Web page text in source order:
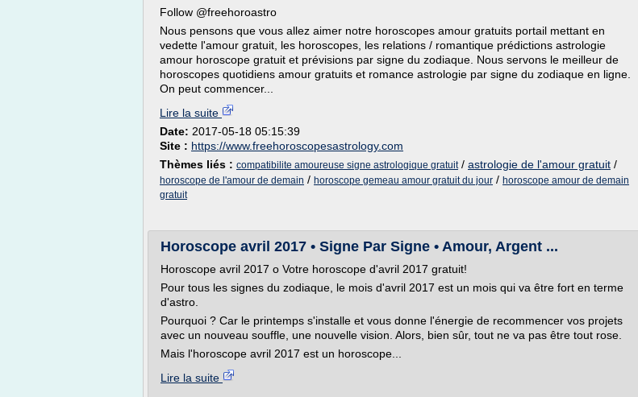
Follow @freehoroastro
Nous pensons que vous allez aimer notre horoscopes amour gratuits portail mettant en
vedette l'amour gratuit, les horoscopes, les relations / romantique prédictions astrologie
amour horoscope gratuit et prévisions par signe du zodiaque. Nous servons le meilleur de
horoscopes quotidiens amour gratuits et romance astrologie par signe du zodiaque en ligne.
On peut commencer...
Lire la suite
Date: 2017-05-18 05:15:39
Site : https://www.freehoroscopesastrology.com
Thèmes liés : compatibilite amoureuse signe astrologique gratuit/ astrologie de l'amour gratuit /
horoscope de l'amour de demain / horoscope gemeau amour gratuit du jour / horoscope amour de demain
gratuit
Horoscope avril 2017 • Signe Par Signe • Amour, Argent ...
Horoscope avril 2017 o Votre horoscope d'avril 2017 gratuit!
Pour tous les signes du zodiaque, le mois d'avril 2017 est un mois qui va être fort en terme
d'astro.
Pourquoi ? Car le printemps s'installe et vous donne l'énergie de recommencer vos projets
avec un nouveau souffle, une nouvelle vision. Alors, bien sûr, tout ne va pas être tout rose.
Mais l'horoscope avril 2017 est un horoscope...
Lire la suite